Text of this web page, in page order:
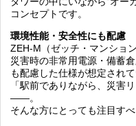
コンセプトです。
環境性能・安全性にも配慮
ZEH-M（ゼッチ・マンショ
災害時の非常用電源・備蓄
も配慮した仕様が想定されて
「駅前でありながら、災害
――。
そんな方にとっても注目すべ